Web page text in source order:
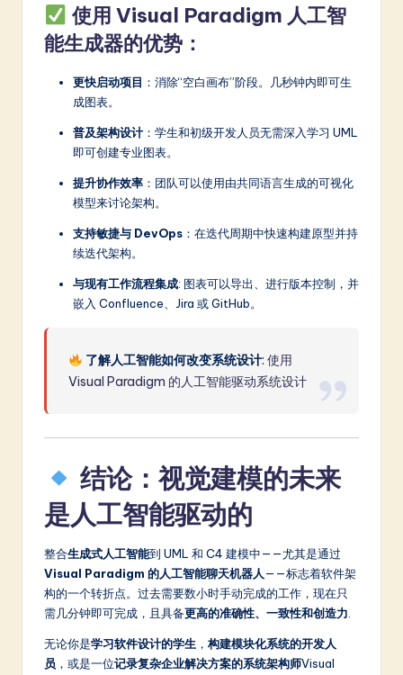
使用 Visual Paradigm 人工智
能生成器的优势：
更快启动项目 ：消除“空白画布”阶段。几秒钟内即可生
成图表。
普及架构设计：学生和初级开发人员无需深入学习 UML
即可创建专业图表。
提升协作效率 ：团队可以使用由共同语言生成的可视化
模型来讨论架构。
支持敏捷与 DevOps ：在迭代周期中快速构建原型并持
续迭代架构。
与现有工作流程集成: 图表可以导出、进行版本控制，并
嵌入 Confluence、Jira 或 GitHub。
了解人工智能如何改变系统设计:使用
Visual Paradigm 的人工智能驱动系统设计
结论：视觉建模的未来
是人工智能驱动的
整合生成式人工智能到 UML 和 C4 建模中——尤其是通过
Visual Paradigm 的人工智能聊天机器人——标志着软件架
构的一个转折点。过去需要数小时手动完成的工作，现在只
需几分钟即可完成，且具备更高的准确性、一致性和创造力.
无论你是学习软件设计的学生 ， 构建模块化系统的开发人
员 ，或是一位记录复杂企业解决方案的系统架构师Visual